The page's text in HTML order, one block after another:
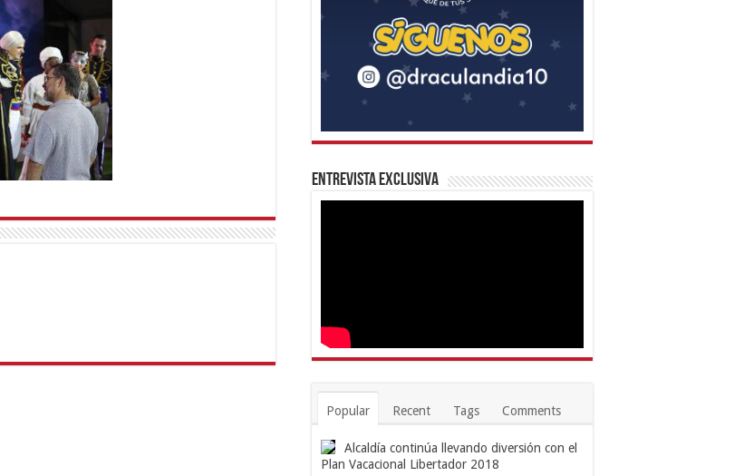
Entrevista Exclusiva
Popular Recent Tags Comments
Alcaldía continúa llevando diversión con el
Plan Vacacional Libertador 2018